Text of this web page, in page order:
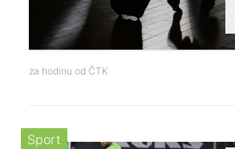
za hodinu od ČTK
Sport